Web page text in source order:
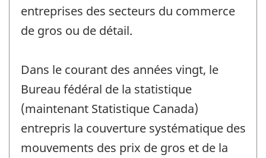
entreprises des secteurs du commerce
de gros ou de détail.
Dans le courant des années vingt, le
Bureau fédéral de la statistique
(maintenant Statistique Canada)
entrepris la couverture systématique des
mouvements des prix de gros et de la